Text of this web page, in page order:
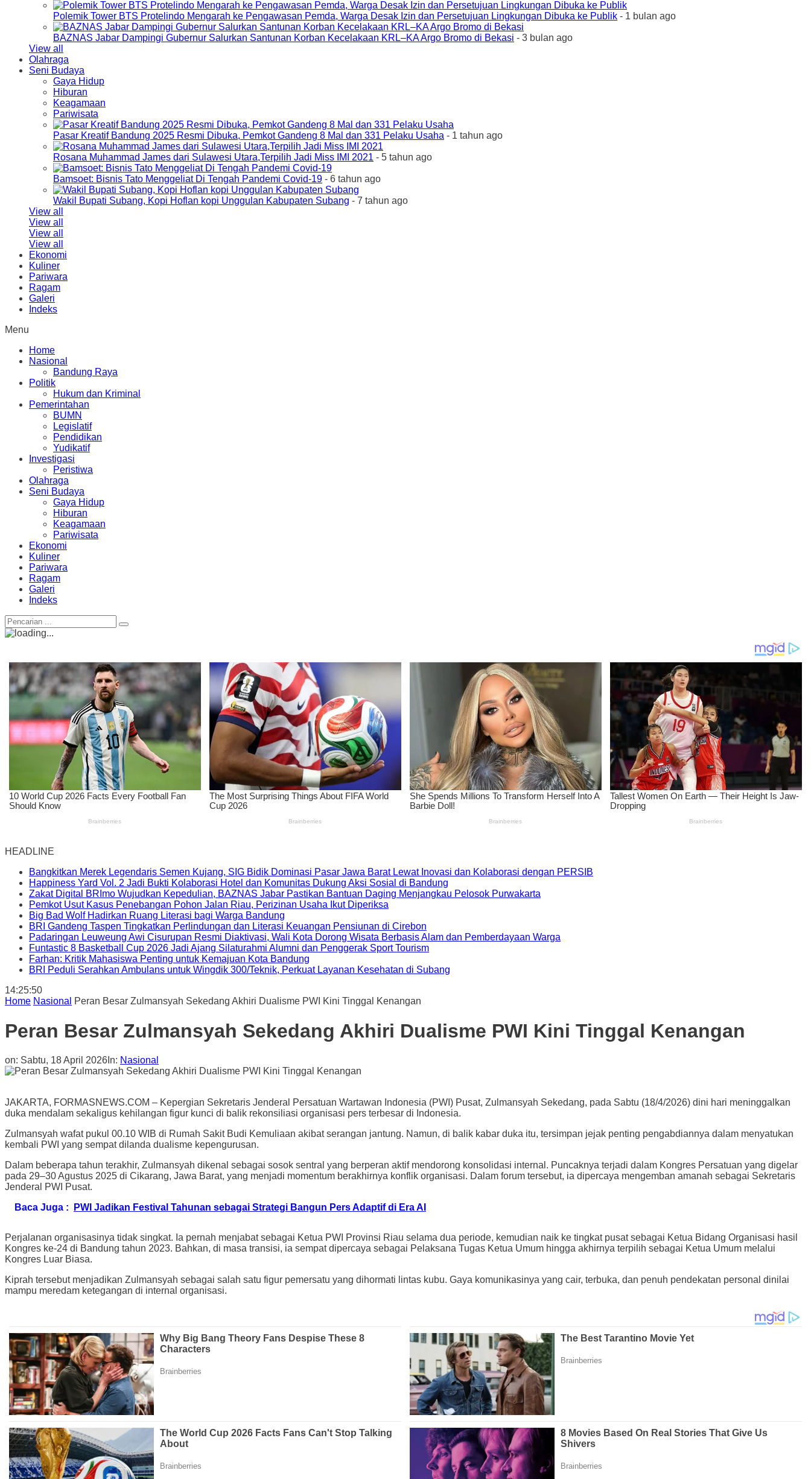
Polemik Tower BTS Protelindo Mengarah ke Pengawasan Pemda, Warga Desak Izin dan Persetujuan Lingkungan Dibuka ke Publik - 1 bulan ago
BAZNAS Jabar Dampingi Gubernur Salurkan Santunan Korban Kecelakaan KRL–KA Argo Bromo di Bekasi - 3 bulan ago
View all
Olahraga
Seni Budaya
Gaya Hidup
Hiburan
Keagamaan
Pariwisata
Pasar Kreatif Bandung 2025 Resmi Dibuka, Pemkot Gandeng 8 Mal dan 331 Pelaku Usaha - 1 tahun ago
Rosana Muhammad James dari Sulawesi Utara,Terpilih Jadi Miss IMI 2021 - 5 tahun ago
Bamsoet: Bisnis Tato Menggeliat Di Tengah Pandemi Covid-19 - 6 tahun ago
Wakil Bupati Subang, Kopi Hoflan kopi Unggulan Kabupaten Subang - 7 tahun ago
View all
View all
View all
View all
Ekonomi
Kuliner
Pariwara
Ragam
Galeri
Indeks
Menu
Home
Nasional
Bandung Raya
Politik
Hukum dan Kriminal
Pemerintahan
BUMN
Legislatif
Pendidikan
Yudikatif
Investigasi
Peristiwa
Olahraga
Seni Budaya
Gaya Hidup
Hiburan
Keagamaan
Pariwisata
Ekonomi
Kuliner
Pariwara
Ragam
Galeri
Indeks
HEADLINE
Bangkitkan Merek Legendaris Semen Kujang, SIG Bidik Dominasi Pasar Jawa Barat Lewat Inovasi dan Kolaborasi dengan PERSIB
Happiness Yard Vol. 2 Jadi Bukti Kolaborasi Hotel dan Komunitas Dukung Aksi Sosial di Bandung
Zakat Digital BRImo Wujudkan Kepedulian, BAZNAS Jabar Pastikan Bantuan Daging Menjangkau Pelosok Purwakarta
Pemkot Usut Kasus Penebangan Pohon Jalan Riau, Perizinan Usaha Ikut Diperiksa
Big Bad Wolf Hadirkan Ruang Literasi bagi Warga Bandung
BRI Gandeng Taspen Tingkatkan Perlindungan dan Literasi Keuangan Pensiunan di Cirebon
Padaringan Leuweung Awi Cisurupan Resmi Diaktivasi, Wali Kota Dorong Wisata Berbasis Alam dan Pemberdayaan Warga
Funtastic 8 Basketball Cup 2026 Jadi Ajang Silaturahmi Alumni dan Penggerak Sport Tourism
Farhan: Kritik Mahasiswa Penting untuk Kemajuan Kota Bandung
BRI Peduli Serahkan Ambulans untuk Wingdik 300/Teknik, Perkuat Layanan Kesehatan di Subang
14:25:51
Home Nasional Peran Besar Zulmansyah Sekedang Akhiri Dualisme PWI Kini Tinggal Kenangan
Peran Besar Zulmansyah Sekedang Akhiri Dualisme PWI Kini Tinggal Kenangan
on: Sabtu, 18 April 2026 In: Nasional
JAKARTA, FORMASNEWS.COM – Kepergian Sekretaris Jenderal Persatuan Wartawan Indonesia (PWI) Pusat, Zulmansyah Sekedang, pada Sabtu (18/4/2026) dini hari meninggalkan
duka mendalam sekaligus kehilangan figur kunci di balik rekonsiliasi organisasi pers terbesar di Indonesia.
Zulmansyah wafat pukul 00.10 WIB di Rumah Sakit Budi Kemuliaan akibat serangan jantung. Namun, di balik kabar duka itu, tersimpan jejak penting pengabdiannya dalam menyatukan
kembali PWI yang sempat dilanda dualisme kepengurusan.
Dalam beberapa tahun terakhir, Zulmansyah dikenal sebagai sosok sentral yang berperan aktif mendorong konsolidasi internal. Puncaknya terjadi dalam Kongres Persatuan yang digelar
pada 29–30 Agustus 2025 di Cikarang, Jawa Barat, yang menjadi momentum berakhirnya konflik organisasi. Dalam forum tersebut, ia dipercaya mengemban amanah sebagai Sekretaris
Jenderal PWI Pusat.
Baca Juga :
PWI Jadikan Festival Tahunan sebagai Strategi Bangun Pers Adaptif di Era AI
Perjalanan organisasinya tidak singkat. Ia pernah menjabat sebagai Ketua PWI Provinsi Riau selama dua periode, kemudian naik ke tingkat pusat sebagai Ketua Bidang Organisasi hasil
Kongres ke-24 di Bandung tahun 2023. Bahkan, di masa transisi, ia sempat dipercaya sebagai Pelaksana Tugas Ketua Umum hingga akhirnya terpilih sebagai Ketua Umum melalui
Kongres Luar Biasa.
Kiprah tersebut menjadikan Zulmansyah sebagai salah satu figur pemersatu yang dihormati lintas kubu. Gaya komunikasinya yang cair, terbuka, dan penuh pendekatan personal dinilai
mampu meredam ketegangan di internal organisasi.